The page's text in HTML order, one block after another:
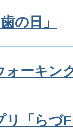
の日」
ォーキン
リ「らづ